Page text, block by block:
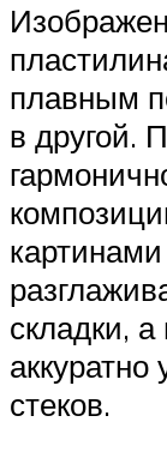
плавным
в другой.
складки,
стеков.